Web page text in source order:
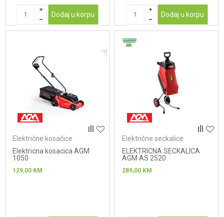
Dodaj u korpu Dodaj u korpu
Električne kosačice
Elektricna kosacica AGM
1050
129,00 KM
Električne seckalice
ELEKTRICNA SECKALICA
AGM AS 2520
289,00 KM